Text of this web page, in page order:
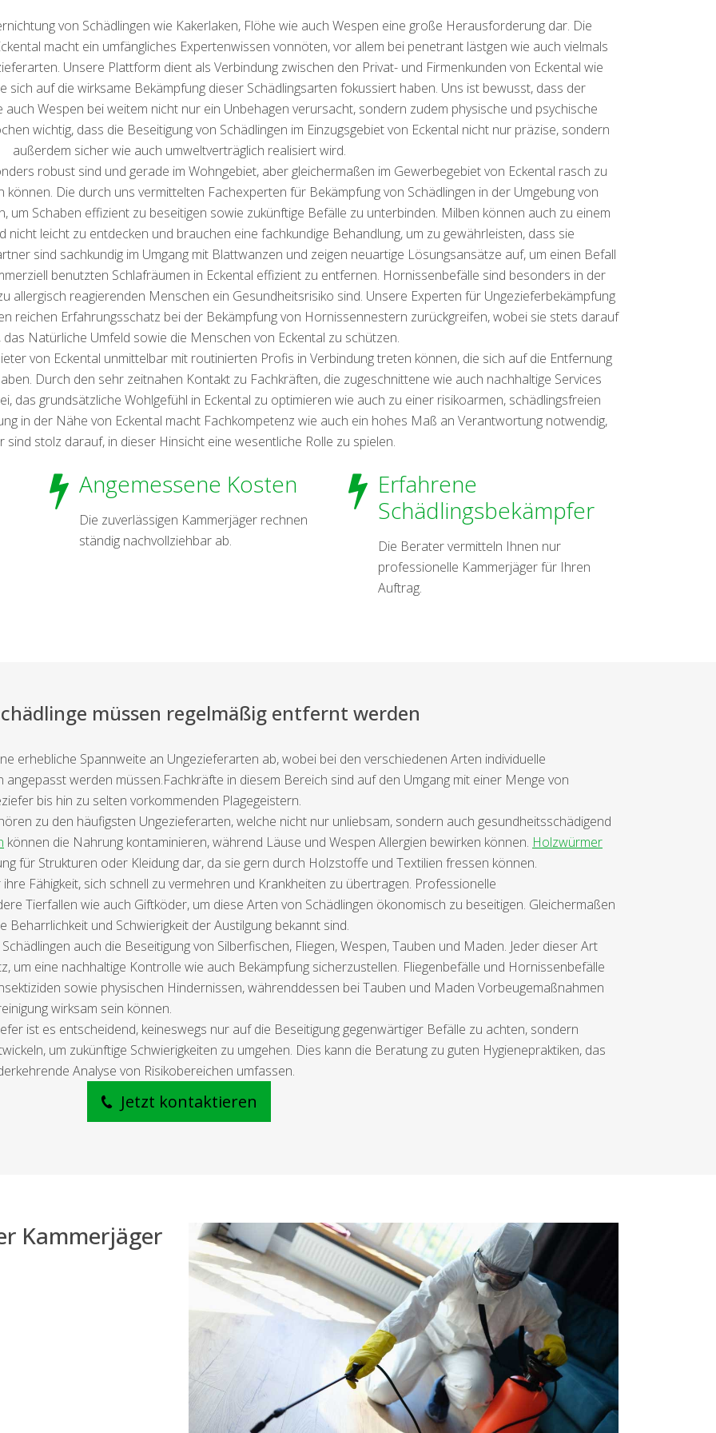
von Schädlingen wie Kakerlaken, Flöhe wie auch Wespen eine große Herausforderung dar. Die
macht ein umfängliches Expertenwissen vonnöten, vor allem bei penetrant lästgen wie auch vielmals
Unsere Plattform dient als Verbindung zwischen den Privat- und Firmenkunden von Eckental wie
sich auf die wirksame Bekämpfung dieser Schädlingsarten fokussiert haben. Uns ist bewusst, dass der
Wespen bei weitem nicht nur ein Unbehagen verursacht, sondern zudem physische und psychische
wichtig, dass die Beseitigung von Schädlingen im Einzugsgebiet von Eckental nicht nur präzise, sondern
außerdem sicher wie auch umweltverträglich realisiert wird.
robust sind und gerade im Wohngebiet, aber gleichermaßen im Gewerbegebiet von Eckental rasch zu
Die durch uns vermittelten Fachexperten für Bekämpfung von Schädlingen in der Umgebung von
um Schaben effizient zu beseitigen sowie zukünftige Befälle zu unterbinden. Milben können auch zu einem
nicht leicht zu entdecken und brauchen eine fachkundige Behandlung, um zu gewährleisten, dass sie
sind sachkundig im Umgang mit Blattwanzen und zeigen neuartige Lösungsansätze auf, um einen Befall
benutzten Schlafräumen in Eckental effizient zu entfernen. Hornissenbefälle sind besonders in der
allergisch reagierenden Menschen ein Gesundheitsrisiko sind. Unsere Experten für Ungezieferbekämpfung
reichen Erfahrungsschatz bei der Bekämpfung von Hornissennestern zurückgreifen, wobei sie stets darauf
das Natürliche Umfeld sowie die Menschen von Eckental zu schützen.
von Eckental unmittelbar mit routinierten Profis in Verbindung treten können, die sich auf die Entfernung
Durch den sehr zeitnahen Kontakt zu Fachkräften, die zugeschnittene wie auch nachhaltige Services
das grundsätzliche Wohlgefühl in Eckental zu optimieren wie auch zu einer risikoarmen, schädlingsfreien
in der Nähe von Eckental macht Fachkompetenz wie auch ein hohes Maß an Verantwortung notwendig,
sind stolz darauf, in dieser Hinsicht eine wesentliche Rolle zu spielen.
Angemessene Kosten
Die zuverlässigen Kammerjäger rechnen
ständig nachvollziehbar ab.
Erfahrene
Schädlingsbekämpfer
Die Berater vermitteln Ihnen nur
professionelle Kammerjäger für Ihren
Auftrag.
müssen regelmäßig entfernt werden
erhebliche Spannweite an Ungezieferarten ab, wobei bei den verschiedenen Arten individuelle
werden müssen.Fachkräfte in diesem Bereich sind auf den Umgang mit einer Menge von
bis hin zu selten vorkommenden Plagegeistern.
zu den häufigsten Ungezieferarten, welche nicht nur unliebsam, sondern auch gesundheitsschädigend
können die Nahrung kontaminieren, während Läuse und Wespen Allergien bewirken können. Holzwürmer
für Strukturen oder Kleidung dar, da sie gern durch Holzstoffe und Textilien fressen können.
Fähigkeit, sich schnell zu vermehren und Krankheiten zu übertragen. Professionelle
Tierfallen wie auch Giftköder, um diese Arten von Schädlingen ökonomisch zu beseitigen. Gleichermaßen
Beharrlichkeit und Schwierigkeit der Austilgung bekannt sind.
auch die Beseitigung von Silberfischen, Fliegen, Wespen, Tauben und Maden. Jeder dieser Art
um eine nachhaltige Kontrolle wie auch Bekämpfung sicherzustellen. Fliegenbefälle und Hornissenbefälle
sowie physischen Hindernissen, währenddessen bei Tauben und Maden Vorbeugemaßnahmen
wirksam sein können.
ist es entscheidend, keineswegs nur auf die Beseitigung gegenwärtiger Befälle zu achten, sondern
um zukünftige Schwierigkeiten zu umgehen. Dies kann die Beratung zu guten Hygienepraktiken, das
Analyse von Risikobereichen umfassen.
Jetzt kontaktieren
Kammerjäger